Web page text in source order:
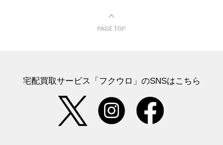
宅配買取サービス「フクウロ」のSNSはこちら